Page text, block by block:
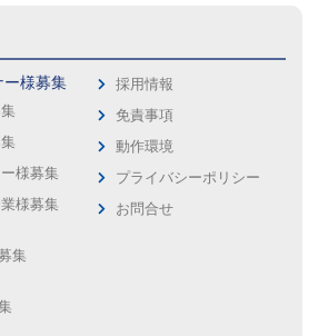
ー様募集
様募集
様募集
集
採用情報
免責事項
動作環境
プライバシーポリシー
お問合せ